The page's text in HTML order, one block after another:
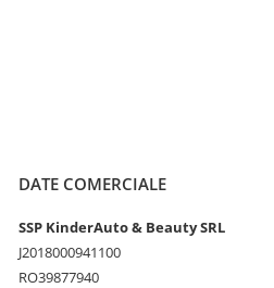
DATE COMERCIALE
SSP KinderAuto & Beauty SRL
J2018000941100
RO39877940